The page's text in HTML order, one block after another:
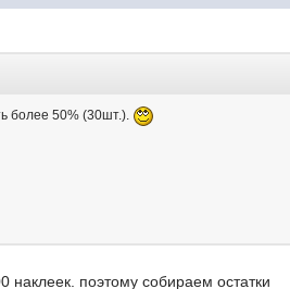
более 50% (30шт.).
поэтому собираем остатки